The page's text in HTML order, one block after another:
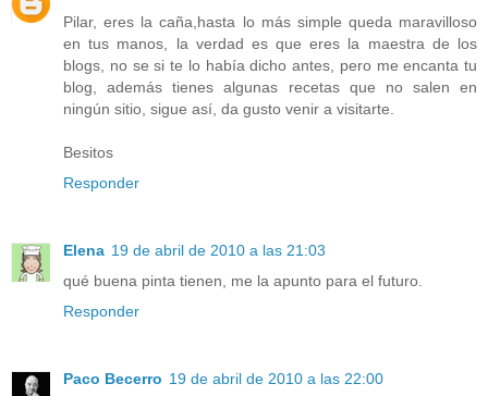
Pilar, eres la caña,hasta lo más simple queda maravilloso
en tus manos, la verdad es que eres la maestra de los
blogs, no se si te lo había dicho antes, pero me encanta tu
blog, además tienes algunas recetas que no salen en
ningún sitio, sigue así, da gusto venir a visitarte.
Besitos
Responder
Elena 19 de abril de 2010 a las 21:03
qué buena pinta tienen, me la apunto para el futuro.
Responder
Paco Becerro 19 de abril de 2010 a las 22:00